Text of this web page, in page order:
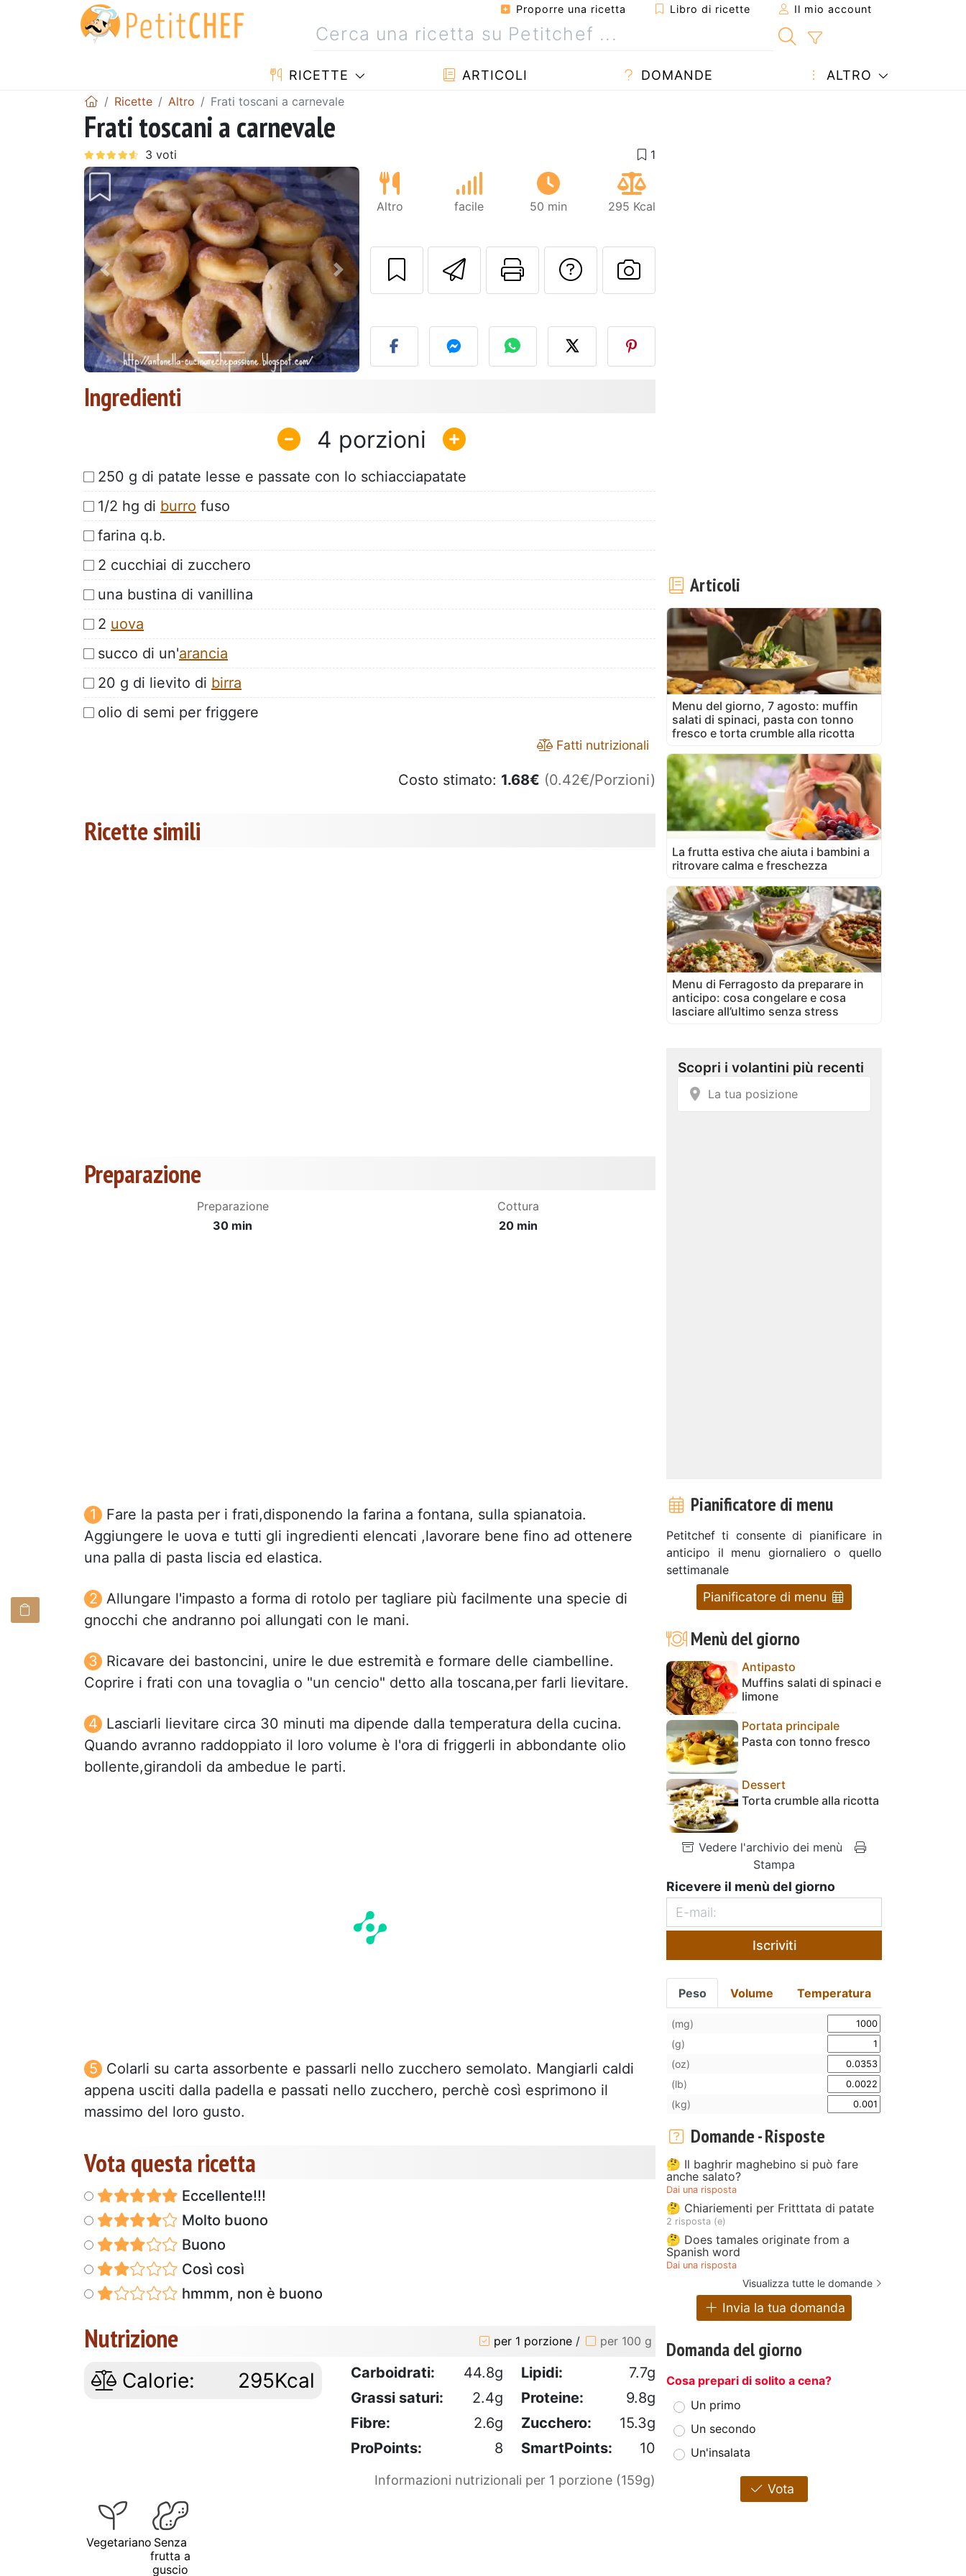
Proporre una ricetta Libro di ricette Il mio account
RICETTE ARTICOLI DOMANDE ALTRO
Ricette Altro Frati toscani a carnevale
Frati toscani a carnevale
Precedente Prossimo
Altro facile 50 min 295 Kcal
Invia questa ricetta ad un amico
Stampa la ricetta
Contatta l'autore della Ricetta
Pubblica la foto di questa
Ingredienti
4
250 g di patate lesse e passate con lo schiacciapatate
1/2 hg di burro fuso
farina q.b.
2 cucchiai di zucchero
una bustina di vanillina
2 uova
succo di un'arancia
20 g di lievito di birra
olio di semi per friggere
Fatti nutrizionali
Costo stimato: 1.68€ (0.42€/Porzioni)
Ricette simili
Preparazione
Preparazione
30 min
Cottura
20 min
Fare la pasta per i frati,disponendo la farina a fontana, sulla spianatoia.
Aggiungere le uova e tutti gli ingredienti elencati ,lavorare bene fino ad ottenere
una palla di pasta liscia ed elastica.
Allungare l'impasto a forma di rotolo per tagliare più facilmente una specie di
gnocchi che andranno poi allungati con le mani.
Ricavare dei bastoncini, unire le due estremità e formare delle ciambelline.
Coprire i frati con una tovaglia o "un cencio" detto alla toscana,per farli lievitare.
Lasciarli lievitare circa 30 minuti ma dipende dalla temperatura della cucina.
Quando avranno raddoppiato il loro volume è l'ora di friggerli in abbondante olio
bollente,girandoli da ambedue le parti.
Colarli su carta assorbente e passarli nello zucchero semolato. Mangiarli caldi
appena usciti dalla padella e passati nello zucchero, perchè così esprimono il
massimo del loro gusto.
Vota questa ricetta
Eccellente!!!
Molto buono
Buono
Così così
hmmm, non è buono
Nutrizione per 1 porzione / per 100 g
Calorie: 295Kcal Carboidrati: 44.8g Lipidi:
7.7g
Grassi saturi:
2.4g Proteine:
9.8g
Fibre:
2.6g Zucchero:
15.3g
ProPoints:
8 SmartPoints: 10
Informazioni nutrizionali per 1 porzione (159g)
Vegetariano Senza
frutta a
guscio
Articoli
Menu del giorno, 7 agosto: muffin
salati di spinaci, pasta con tonno
fresco e torta crumble alla ricotta
La frutta estiva che aiuta i bambini a
ritrovare calma e freschezza
Menu di Ferragosto da preparare in
anticipo: cosa congelare e cosa
lasciare all’ultimo senza stress
Pianificatore di menu
Petitchef ti consente di pianificare in
anticipo il menu giornaliero o quello
settimanale
Pianificatore di menu
Menù del giorno
Antipasto
Muffins salati di spinaci e
limone
Portata principale
Pasta con tonno fresco
Dessert
Torta crumble alla ricotta
Vedere l'archivio dei menù
Stampa
Ricevere il menù del giorno
Iscriviti
Peso Volume Temperatura
(mg)
(g)
(oz)
(lb)
(kg)
Domande - Risposte
🤔 Il baghrir maghebino si può fare
anche salato?
Dai una risposta
🤔 Chiariementi per Fritttata di patate
2 risposta (e)
🤔 Does tamales originate from a
Spanish word
Dai una risposta
Visualizza tutte le domande
Invia la tua domanda
Domanda del giorno
Cosa prepari di solito a cena?
Un primo
Un secondo
Un'insalata
Vota